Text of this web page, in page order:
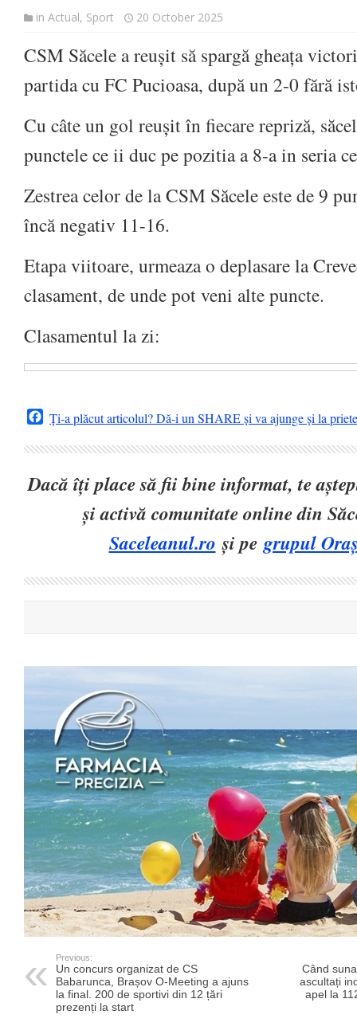
in Actual, Sport 20 October 2025
CSM Săcele a reușit să spargă gheața
partida cu FC Pucioasa, după un 2-0 fără
Cu câte un gol reușit în fiecare repriză,
punctele ce ii duc pe pozitia a 8-a in seria
Zestrea celor de la CSM Săcele este de 9
încă negativ 11-16.
Etapa viitoare, urmeaza o deplasare la
clasament, de unde pot veni alte puncte.
Clasamentul la zi:
Facebook
Ți-a plăcut articolul? Dă-i un SHARE și va ajunge și la
Dacă îți place să fii bine informat, te
și activă comunitate online din
Saceleanul.ro și pegrupul
Previous:
Un concurs organizat de CS
Babarunca, Brașov O-Meeting a ajuns
la final. 200 de sportivi din 12 țări
prezenți la start
Când
ascultați
apel la